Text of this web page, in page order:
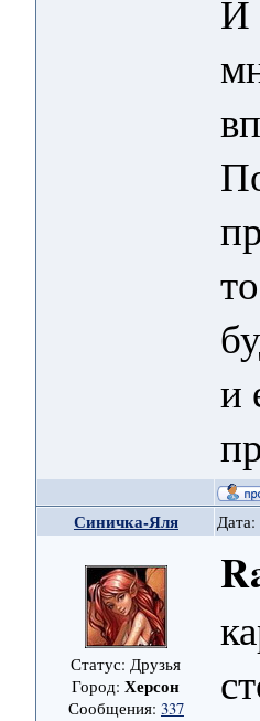
И
и
Синичка-Яля
Статус: Друзья
Город:Херсон
Сообщения: 337